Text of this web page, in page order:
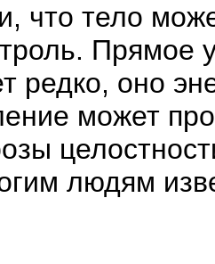
что тело
Прямое
редко, оно
может
людям